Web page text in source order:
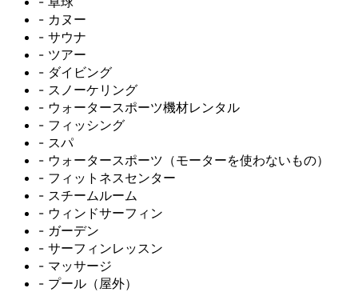
- カヌー
- サウナ
- ツアー
- ダイビング
- スノーケリング
- ウォータースポーツ機材レンタル
- フィッシング
- スパ
- ウォータースポーツ（モーターを使わないもの）
- フィットネスセンター
- スチームルーム
- ウィンドサーフィン
- ガーデン
- サーフィンレッスン
- マッサージ
- プール（屋外）